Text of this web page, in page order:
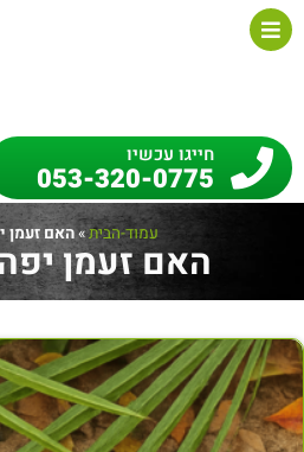
חייגו עכשיו
053-320-0775
עמוד-הבית»האם זעמן
האם זעמן